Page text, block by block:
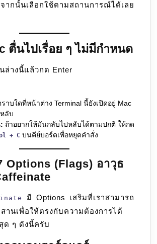
กนั้นเลือกใช้ตามสถานการณ์ได้เลย
ตื่นไปเรื่อย ๆ ไม่มีกำหนด
ล่างนี้แล้วกด Enter
ราบใดที่หน้าต่าง Terminal นี้ยังเปิดอยู่ Mac
ลับ
ถ้าอยากให้มันกลับไปหลับได้ตามปกติ ให้กด
+ C บนคีย์บอร์ดเพื่อหยุดคำสั่ง
Options (Flags) อาวุธ
มี Options เสริมที่เราสามารถ
านเพื่อให้ตรงกับความต้องการได้
ด ๆ ดังนี้ครับ